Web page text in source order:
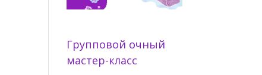
Групповой очный
мастер-класс